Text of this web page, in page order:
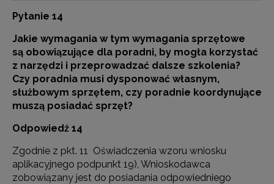
Pytanie 14
Jakie wymagania w tym wymagania sprzętowe
są obowiązujące dla poradni, by mogła korzystać
z narzędzi i przeprowadzać dalsze szkolenia?
Czy poradnia musi dysponować własnym,
służbowym sprzętem, czy poradnie koordynujące
muszą posiadać sprzęt?
Odpowiedź 14
Zgodnie z pkt. 11 Oświadczenia wzoru wniosku
aplikacyjnego podpunkt 19), Wnioskodawca
zobowiązany jest do posiadania odpowiedniego